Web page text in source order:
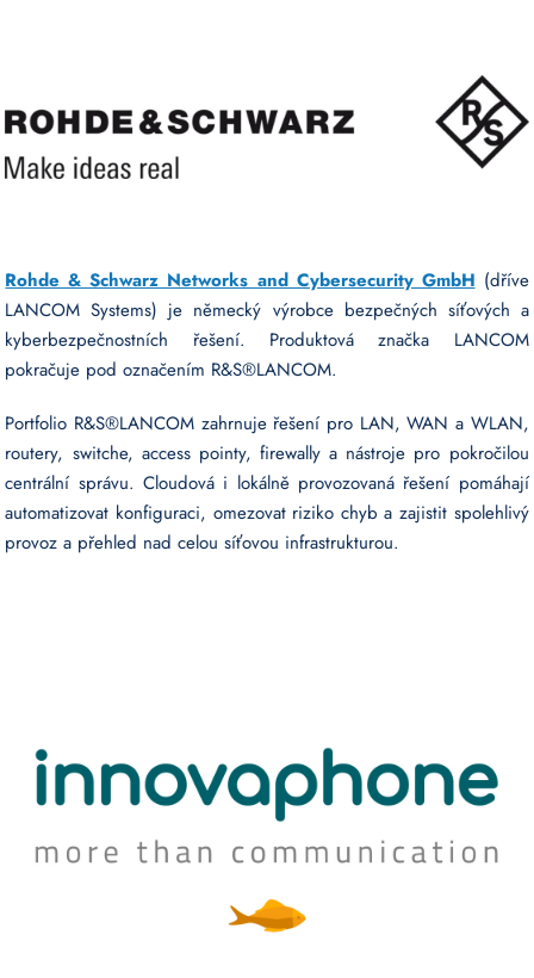
Rohde & Schwarz Networks and Cybersecurity GmbH (dříve
LANCOM Systems) je německý výrobce bezpečných síťových a
kyberbezpečnostních řešení. Produktová značka LANCOM
pokračuje pod označením R&S®LANCOM.
Portfolio R&S®LANCOM zahrnuje řešení pro LAN, WAN a WLAN,
routery, switche, access pointy, firewally a nástroje pro pokročilou
centrální správu. Cloudová i lokálně provozovaná řešení pomáhají
automatizovat konfiguraci, omezovat riziko chyb a zajistit spolehlivý
provoz a přehled nad celou síťovou infrastrukturou.